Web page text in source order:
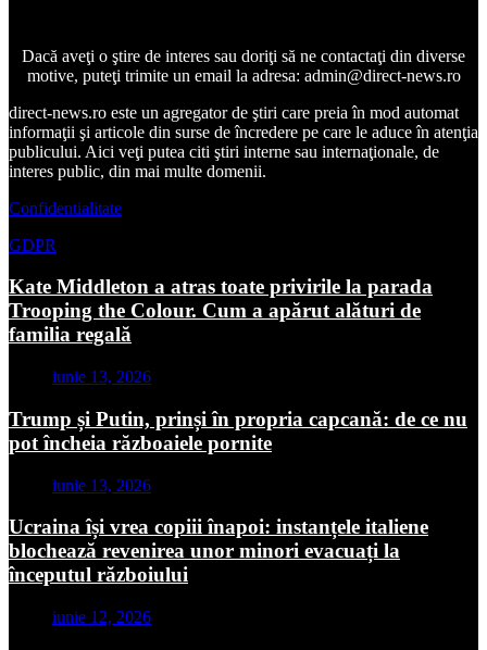
Dacă aveţi o ştire de interes sau doriţi să ne contactaţi din diverse
motive, puteţi trimite un email la adresa: admin@direct-news.ro
direct-news.ro este un agregator de ştiri care preia în mod automat
informaţii şi articole din surse de încredere pe care le aduce în atenţia
publicului. Aici veţi putea citi ştiri interne sau internaţionale, de
interes public, din mai multe domenii.
Confidentialitate
GDPR
Kate Middleton a atras toate privirile la parada
Trooping the Colour. Cum a apărut alături de
familia regală
iunie 13, 2026
Trump și Putin, prinși în propria capcană: de ce nu
pot încheia războaiele pornite
iunie 13, 2026
Ucraina își vrea copiii înapoi: instanțele italiene
blochează revenirea unor minori evacuați la
începutul războiului
iunie 12, 2026